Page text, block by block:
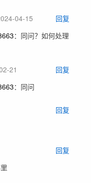
04-15
回复
： 同问？如何处理
21
回复
： 同问
回复
回复